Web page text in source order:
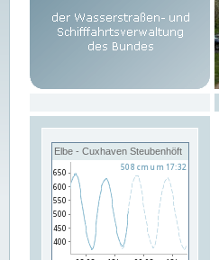
Elbe - Cuxhaven Steubenhöft